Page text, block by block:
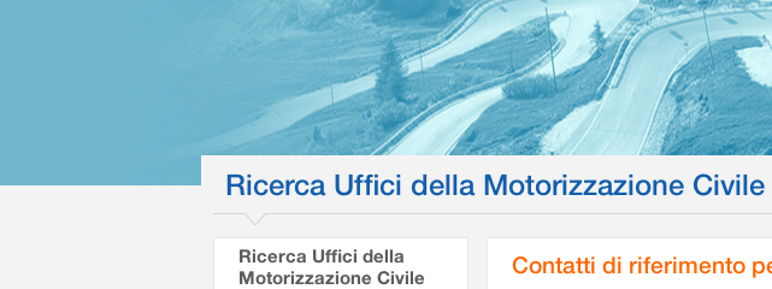
Ricerca Uffici della Motorizzazione Civile
Ricerca Uffici della
Motorizzazione Civile
Contatti di riferimento